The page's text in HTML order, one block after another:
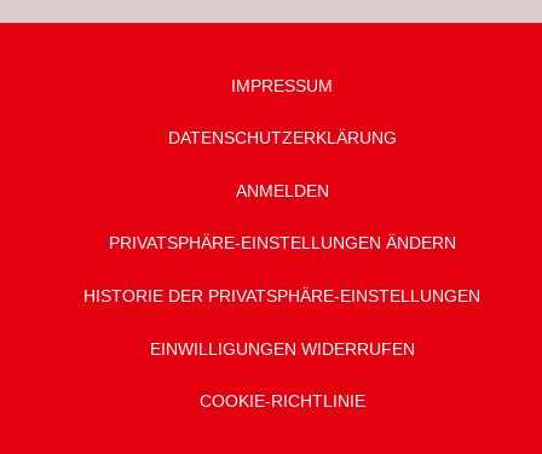
IMPRESSUM
DATENSCHUTZ­ERKLÄRUNG
ANMELDEN
PRIVATSPHÄRE-EINSTELLUNGEN ÄNDERN
HISTORIE DER PRIVATSPHÄRE-EINSTELLUNGEN
EINWILLIGUNGEN WIDERRUFEN
COOKIE-RICHTLINIE